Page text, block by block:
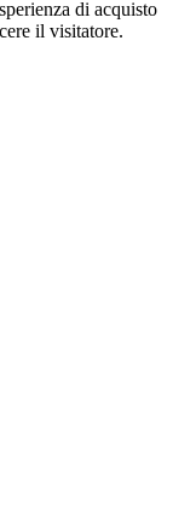
di acquisto
il visitatore.